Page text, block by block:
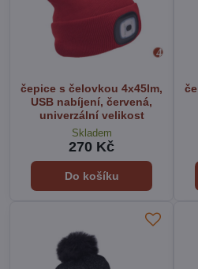
čepice s čelovkou 4x45lm,
USB nabíjení, červená,
univerzální velikost
Skladem
270 Kč
Do košíku